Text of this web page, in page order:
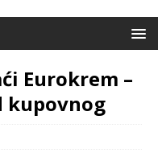
Eurokrem –
kupovnog